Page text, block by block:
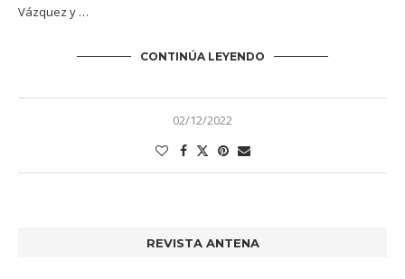
Vázquez y …
CONTINÚA LEYENDO
02/12/2022
REVISTA ANTENA